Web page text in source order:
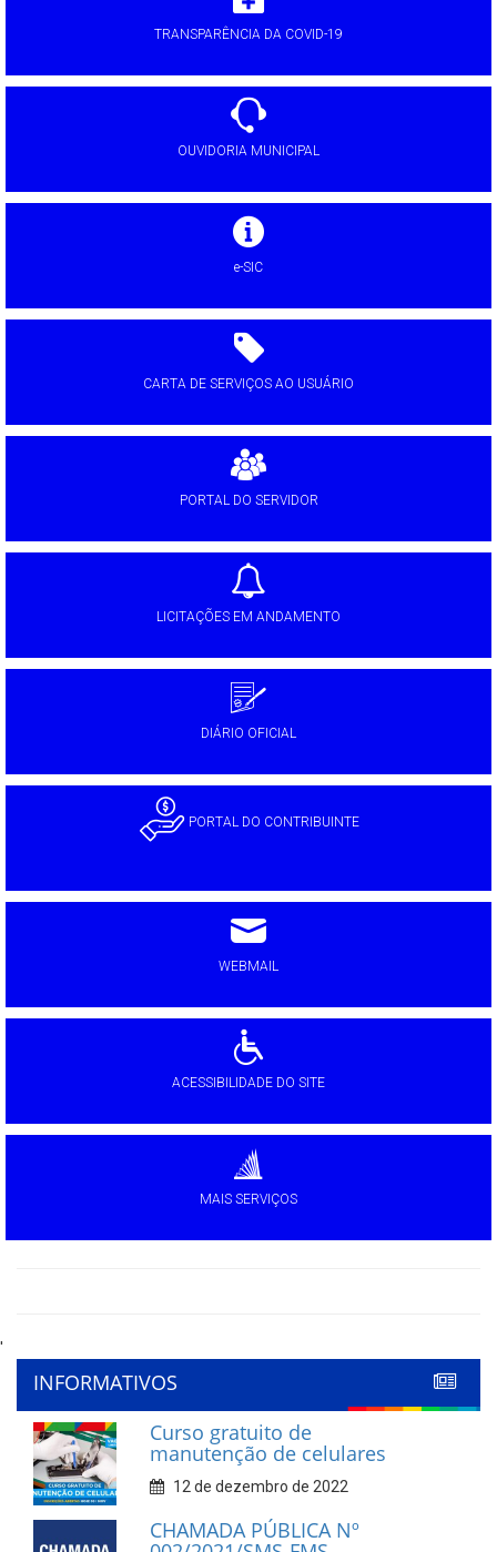
TRANSPARÊNCIA DA COVID-19
OUVIDORIA MUNICIPAL
e-SIC
CARTA DE SERVIÇOS AO USUÁRIO
PORTAL DO SERVIDOR
LICITAÇÕES EM ANDAMENTO
DIÁRIO OFICIAL
PORTAL DO CONTRIBUINTE
WEBMAIL
ACESSIBILIDADE DO SITE
MAIS SERVIÇOS
'
INFORMATIVOS
Curso gratuito de
manutenção de celulares
12 de dezembro de 2022
CHAMADA PÚBLICA Nº